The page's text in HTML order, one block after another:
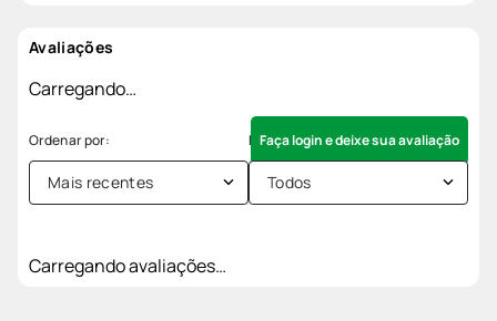
Avaliações
Carregando…
Faça login e deixe sua avaliação
Mais recentes Todos
Carregando avaliações…